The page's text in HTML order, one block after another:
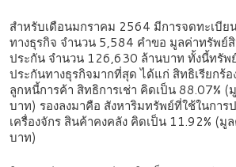
สำหรับเดือนมกราคม 2564 มีการจดทะเบี
ทางธุรกิจ จำนวน 5,584 คำขอ มูลค่าทรัพย์
ประกัน จำนวน 126,630 ล้านบาท ทั้งนี้ทรัพ
ประกันทางธุรกิจมากที่สุด ได้แก่ สิทธิเรียกร้อ
ลูกหนี้การค้า สิทธิการเช่า คิดเป็น 88.07%
บาท) รองลงมาคือ สังหาริมทรัพย์ที่ใช้ในการ
เครื่องจักร สินค้าคงคลัง คิดเป็น 11.92% (
บาท)